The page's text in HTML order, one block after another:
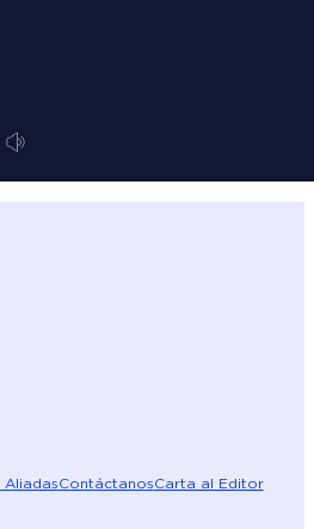
AliadasContáctanosCarta al Editor